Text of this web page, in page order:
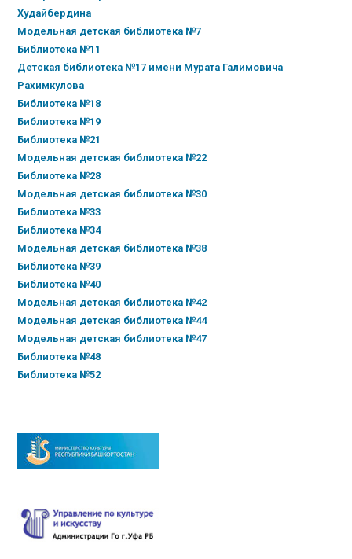
Худайбердина
Модельная детская библиотека №7
Библиотека №11
Детская библиотека №17 имени Мурата Галимовича
Рахимкулова
Библиотека №18
Библиотека №19
Библиотека №21
Модельная детская библиотека №22
Библиотека №28
Модельная детская библиотека №30
Библиотека №33
Библиотека №34
Модельная детская библиотека №38
Библиотека №39
Библиотека №40
Модельная детская библиотека №42
Модельная детская библиотека №44
Модельная детская библиотека №47
Библиотека №48
Библиотека №52